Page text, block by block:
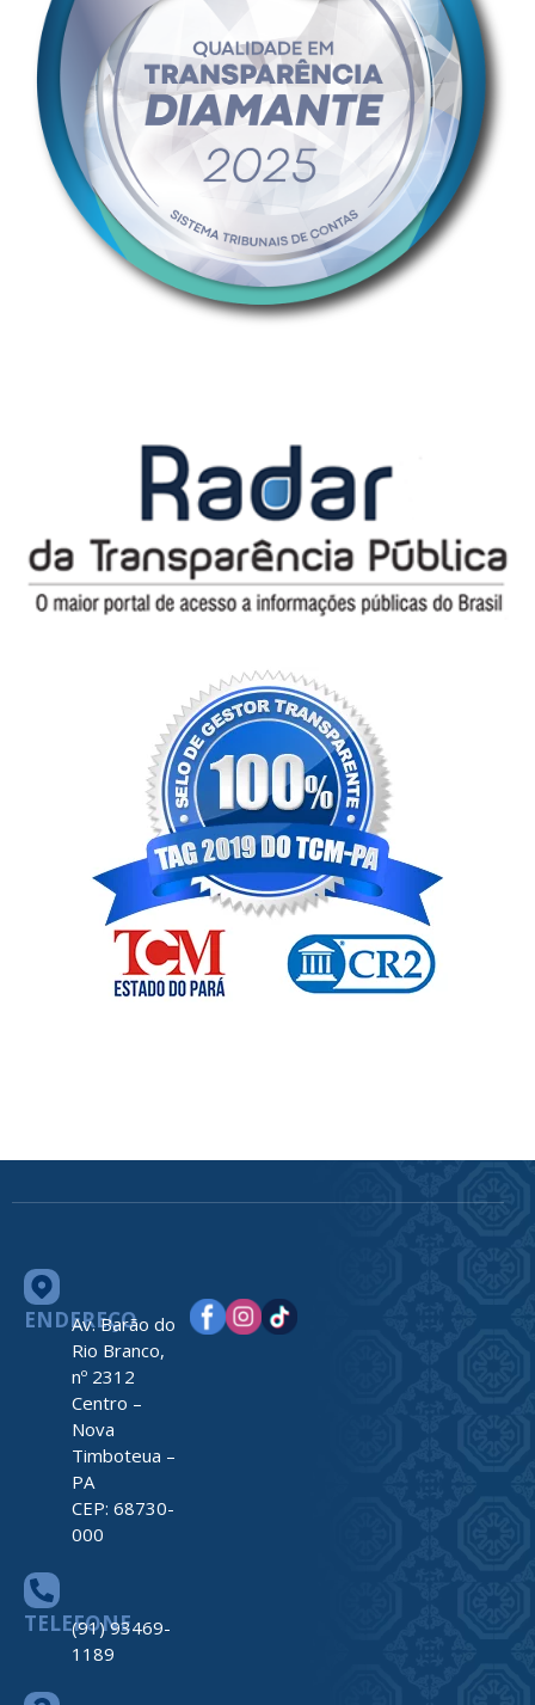
ENDEREÇO
Av. Barão do
Rio Branco,
nº 2312
Centro –
Nova
Timboteua –
PA
CEP: 68730-
000
TELEFONE
(91) 93469-
1189